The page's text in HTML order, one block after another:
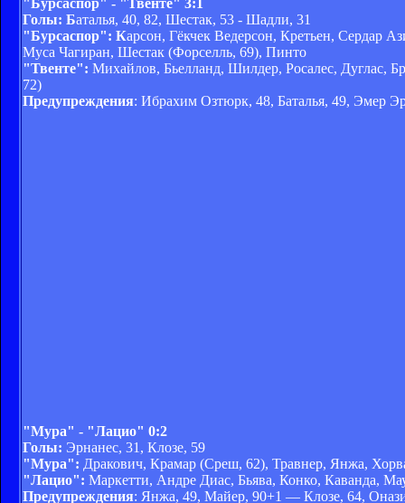
Голы: Баталья, 40, 82, Шестак, 53 - Шадли, 31
"Бурсаспор": Карсон, Гёкчек Ведерсон, Кретьен, Сердар
Муса Чагиран, Шестак (Форселль, 69), Пинто
"Твенте": Михайлов, Бьелланд, Шилдер, Росалес, Дуглас,
72)
Предупреждения: Ибрахим Озтюрк, 48, Баталья, 49, Эмер
"Мура" - "Лацио" 0:2
Голы: Эрнанес, 31, Клозе, 59
"Мура": Дракович, Крамар (Среш, 62), Травнер, Янжа,
"Лацио": Маркетти, Андре Диас, Бьява, Конко, Каванда,
Предупреждения: Янжа, 49, Майер, 90+1 — Клозе, 64,